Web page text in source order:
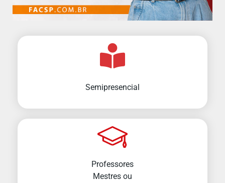
Semipresencial
Professores
Mestres ou